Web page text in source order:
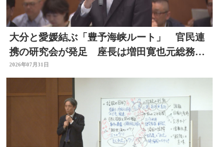
大分と愛媛結ぶ「豊予海峡ルート」 官民連
携の研究会が発足 座長は増田寛也元総務大
臣 大分
2026年07月31日